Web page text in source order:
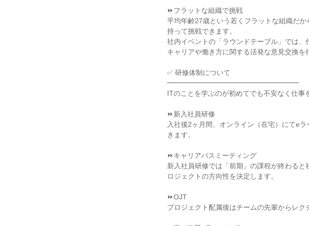
⏩フラットな組織で挑戦
平均年齢27歳という若くフラットな組織だ
持って挑戦できます。
社内イベントの「ラウンドテーブル」では
キャリアや働き方に関する活発な意見交換を
✅ 研修体制について
━━━━━━━━━━━━━━━━━━━
ITのことを学ぶのが初めてでも不安なく仕事
⏩新入社員研修
入社後2ヶ月間、オンライン（在宅）にてe
きます。
⏩キャリアパスミーティング
新入社員研修では「前期」の課程が終わる
ロジェクトの方向性を決定します。
⏩OJT
プロジェクト配属後はチームの先輩からレク